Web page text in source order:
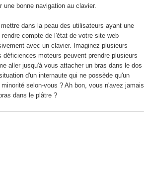
bonne navigation au clavier.
dans la peau des utilisateurs ayant une
compte de l'état de votre site web
avec un clavier. Imaginez plusieurs
moteurs peuvent prendre plusieurs
aller jusqu'à vous attacher un bras dans le dos
d'un internaute qui ne possède qu'un
selon-vous ? Ah bon, vous n'avez jamais
dans le plâtre ?